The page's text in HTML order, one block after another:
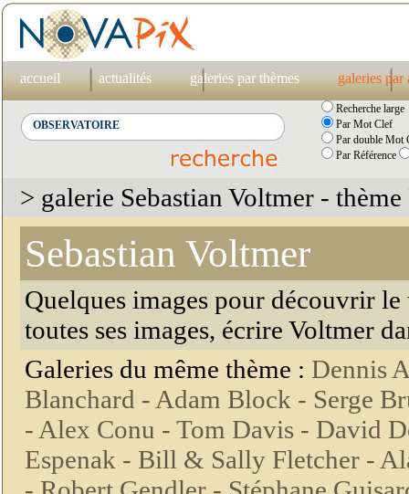
accueil actualités galeries par thèmes galeries par
Recherche large
Par Mot Clef
Par double Mot
Par Référence
> galerie Sebastian Voltmer -
Sebastian Voltmer
Quelques images pour découvrir
toutes ses images, écrire Voltmer
Galeries du même thème : Dennis
Blanchard - Adam Block - Serge
- Alex Conu - Tom Davis - David
Espenak - Bill & Sally Fletcher -